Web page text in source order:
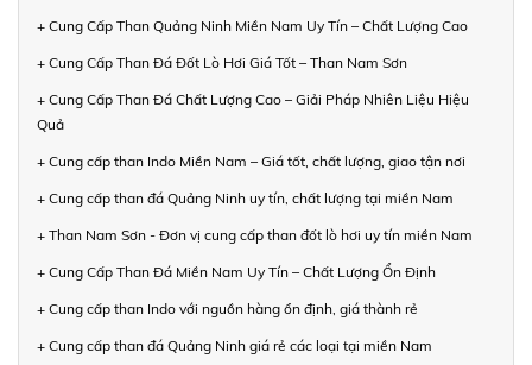
+ Cung Cấp Than Quảng Ninh Miền Nam Uy Tín – Chất Lượng Cao
+ Cung Cấp Than Đá Đốt Lò Hơi Giá Tốt – Than Nam Sơn
+ Cung Cấp Than Đá Chất Lượng Cao – Giải Pháp Nhiên Liệu Hiệu
Quả
+ Cung cấp than Indo Miền Nam – Giá tốt, chất lượng, giao tận nơi
+ Cung cấp than đá Quảng Ninh uy tín, chất lượng tại miền Nam
+ Than Nam Sơn - Đơn vị cung cấp than đốt lò hơi uy tín miền Nam
+ Cung Cấp Than Đá Miền Nam Uy Tín – Chất Lượng Ổn Định
+ Cung cấp than Indo với nguồn hàng ổn định, giá thành rẻ
+ Cung cấp than đá Quảng Ninh giá rẻ các loại tại miền Nam